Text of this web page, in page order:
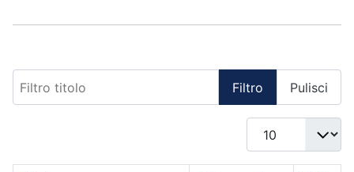
Filtro Pulisci
Visualizza #